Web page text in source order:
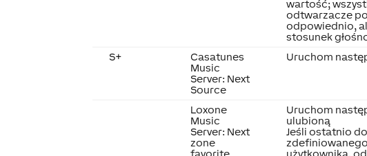
wartość;
odtwarzacze
odpowiednio,
stosunek
S+
Casatunes
Music
Server: Next
Source
Uruchom
Loxone
Music
Server: Next
zone
favorite
Uruchom
ulubioną
Jeśli ostatnio
użytkownika,